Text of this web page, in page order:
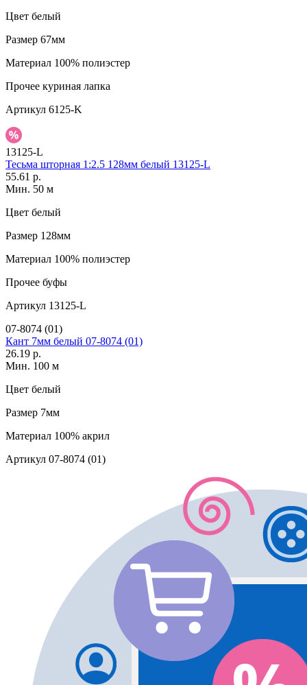
Цвет белый
Размер 67мм
Материал 100% полиэстер
Прочее куриная лапка
Артикул 6125-K
13125-L
Тесьма шторная 1:2.5 128мм белый 13125-L
55.61 р.
Мин. 50 м
Цвет белый
Размер 128мм
Материал 100% полиэстер
Прочее буфы
Артикул 13125-L
07-8074 (01)
Кант 7мм белый 07-8074 (01)
26.19 р.
Мин. 100 м
Цвет белый
Размер 7мм
Материал 100% акрил
Артикул 07-8074 (01)